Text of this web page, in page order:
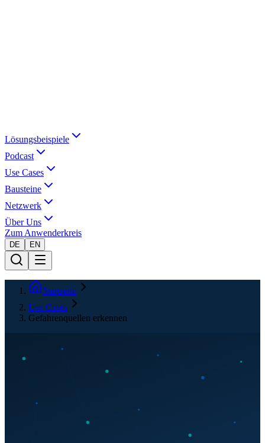
Lösungsbeispiele
Podcast
Use Cases
Bausteine
Netzwerk
Über Uns
Zum Anwenderkreis
DE EN
Startseite
Use Cases
Gefahrenquellen erkennen